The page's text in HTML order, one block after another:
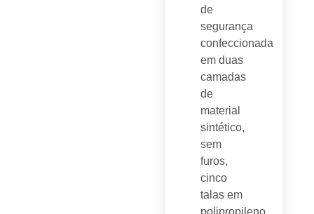
de
segurança
confeccionada
em duas
camadas
de
material
sintético,
sem
furos,
cinco
talas em
polipropileno